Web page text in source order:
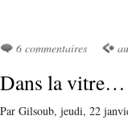
6 commentaires
Dans la vitre…
Par Gilsoub, jeudi, 22